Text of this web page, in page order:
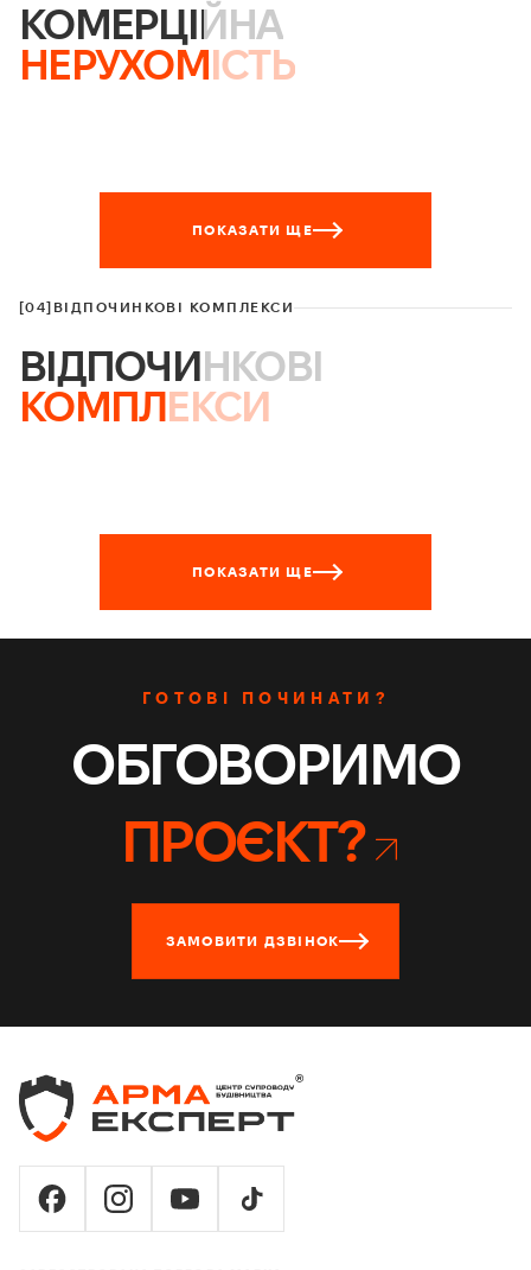
КОМЕРЦІЙНА
НЕРУХОМІСТЬ
ПОКАЗАТИ ЩЕ
[04] ВІДПОЧИНКОВІ КОМПЛЕКСИ
ВІДПОЧИНКОВІ
КОМПЛЕКСИ
ПОКАЗАТИ ЩЕ
ГОТОВІ ПОЧИНАТИ?
ОБГОВОРИМО
ПРОЄКТ?
ЗАМОВИТИ ДЗВІНОК